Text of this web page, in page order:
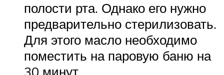
полости рта. Однако его нужно
предварительно стерилизовать.
Для этого масло необходимо
поместить на паровую баню на
30 минут.